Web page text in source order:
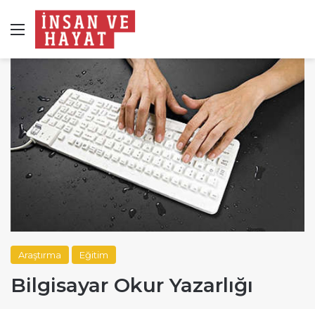
Menü
Araştırma Eğitim
Bilgisayar Okur Yazarlığı